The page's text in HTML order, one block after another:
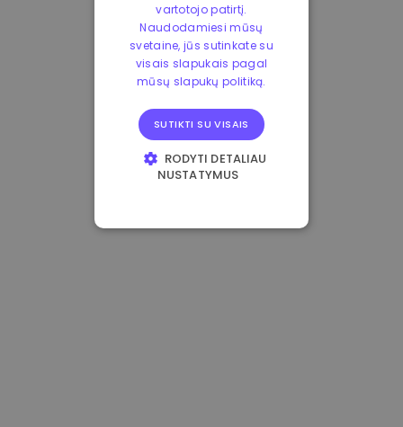
vartotojo patirtį.
Naudodamiesi mūsų
svetaine, jūs sutinkate su
visais slapukais pagal
mūsų slapukų politiką.
SUTIKTI SU VISAIS
RODYTI DETALIAU
NUSTATYMUS